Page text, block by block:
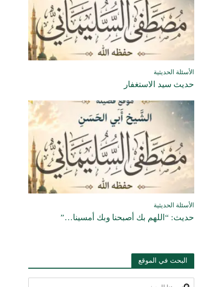
الأسئلة الحديثية
حديث سيد الاستغفار
الأسئلة الحديثية
حديث: “اللهم بك أصبحنا وبك أمسينا…”
البحث في الموقع